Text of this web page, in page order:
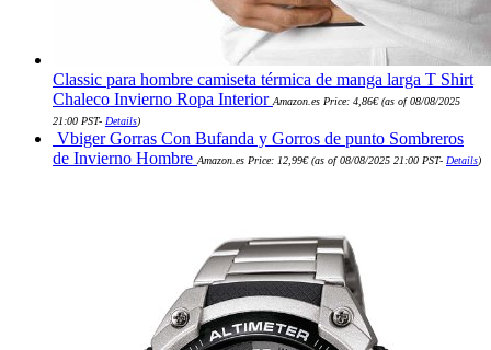
Classic para hombre camiseta térmica de manga larga T Shirt
Chaleco Invierno Ropa Interior Amazon.es Price: 4,86€(as of 08/08/2025
21:00 PST- Details)
Vbiger Gorras Con Bufanda y Gorros de punto Sombreros
de Invierno Hombre Amazon.es Price: 12,99€(as of 08/08/2025 21:00 PST- Details)